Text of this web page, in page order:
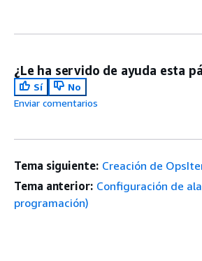
¿Le ha servido de ayuda esta
Sí
No
Enviar comentarios
Tema siguiente: Creación de
Tema anterior: Configuración de
programación)